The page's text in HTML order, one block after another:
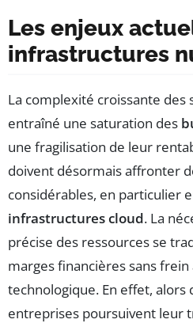
Les enjeux
infrastructures
La complexité croissante
entraîné une saturation des
une fragilisation de leur
doivent désormais affronter
considérables, en particulier
infrastructures cloud. La
précise des ressources se
marges financières sans frein
technologique. En effet,
entreprises poursuivent leur